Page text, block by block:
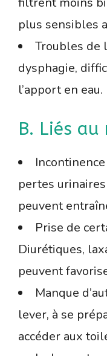
plus sensibles
Troubles de
dysphagie,
l’apport en eau.
B. Liés au
pertes
peuvent
Prise de
Diurétiques,
peuvent
Manque
lever, à se
accéder aux